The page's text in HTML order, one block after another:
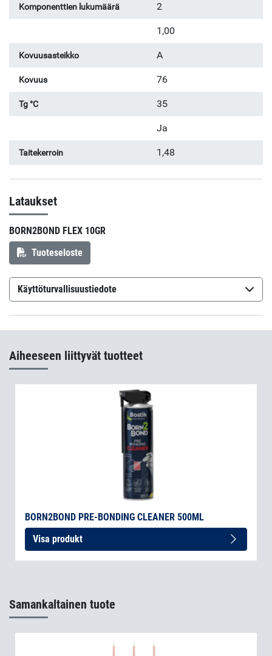
Komponenttien lukumäärä 2
1,00
Kovuusasteikko A
Kovuus 76
Tg °C 35
Ja
Taitekerroin 1,48
Lataukset
BORN2BOND FLEX 10GR
Tuoteseloste
Käyttöturvallisuustiedote
Born2Bond Flex part A (sv-SE)
Aiheeseen liittyvät tuotteet
BORN2BOND PRE-BONDING CLEANER 500ML
Visa produkt
Samankaltainen tuote